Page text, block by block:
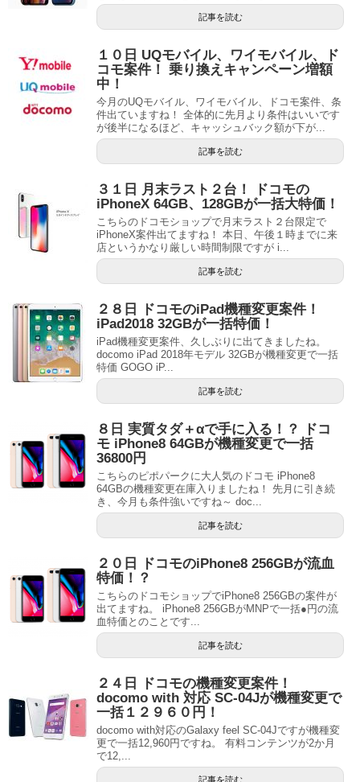
記事を読む
１０日 UQモバイル、ワイモバイル、ド
コモ案件！ 乗り換えキャンペーン増額
中！
今月のUQモバイル、ワイモバイル、ドコモ案件、条
件出ていますね！ 全体的に先月より条件はいいです
が後半になるほど、キャッシュバック額が下が...
記事を読む
３１日 月末ラスト２台！ ドコモの
iPhoneX 64GB、128GBが一括大特価！
こちらのドコモショップで月末ラスト２台限定で
iPhoneX案件出てますね！ 本日、午後１時までに来
店というかなり厳しい時間制限ですが i...
記事を読む
２８日 ドコモのiPad機種変更案件！
iPad2018 32GBが一括特価！
iPad機種変更案件、久しぶりに出てきましたね。
docomo iPad 2018年モデル 32GBが機種変更で一括
特価 GOGO iP...
記事を読む
８日 実質タダ＋αで手に入る！？ ドコ
モ iPhone8 64GBが機種変更で一括
36800円
こちらのピポパークに大人気のドコモ iPhone8
64GBの機種変更在庫入りましたね！ 先月に引き続
き、今月も条件強いですね～ doc...
記事を読む
２０日 ドコモのiPhone8 256GBが流血
特価！？
こちらのドコモショップでiPhone8 256GBの案件が
出てますね。 iPhone8 256GBがMNPで一括●円の流
血特価とのことです...
記事を読む
２４日 ドコモの機種変更案件！
docomo with 対応 SC-04Jが機種変更で
一括１２９６０円！
docomo with対応のGalaxy feel SC-04Jですが機種変
更で一括12,960円ですね。 有料コンテンツが2か月
で12,...
記事を読む